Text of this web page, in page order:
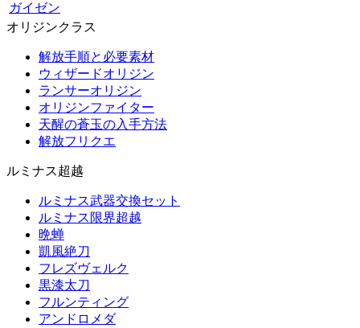
ガイゼン
オリジンクラス
解放手順と必要素材
ウィザードオリジン
ランサーオリジン
オリジンファイター
天醒の蒼玉の入手方法
解放フリクエ
ルミナス超越
ルミナス武器交換セット
ルミナス限界超越
晩蝉
凱風絶刀
フレズヴェルク
黒漆太刀
フルンティング
アンドロメダ